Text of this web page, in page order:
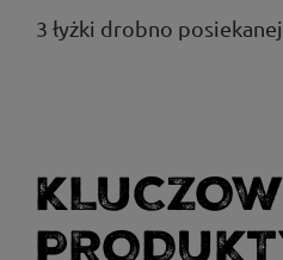
3 łyżki drobno